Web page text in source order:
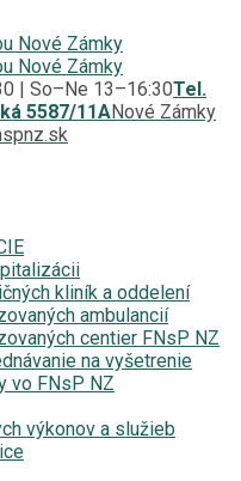
| So–Ne 13–16:30Tel.
5587/11ANové Zámky
kliník a oddelení
ambulancií
centier FNsP NZ
na vyšetrenie
vo FNsP NZ
výkonov a služieb